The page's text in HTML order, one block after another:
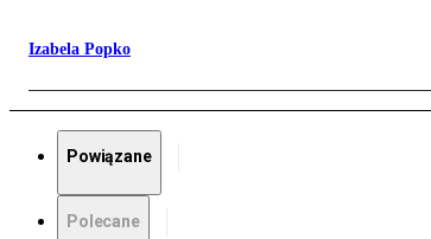
Izabela Popko
Powiązane
Polecane